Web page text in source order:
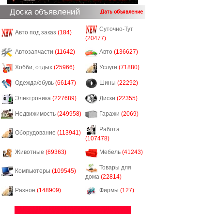
Доска объявлений Дать объявление
Авто под заказ (184)
Суточно-Тут
(20477)
Автозапчасти (11642) Авто (136627)
Хобби, отдых (25966) Услуги (71880)
Одежда/обувь (66147) Шины (22292)
Электроника (227689) Диски (22355)
Недвижимость (249958) Гаражи (2069)
Оборудование (113941)
Работа
(107478)
Животные (69363) Мебель (41243)
Компьютеры (109545)
Товары для
дома (22814)
Разное (148909) Фирмы (127)